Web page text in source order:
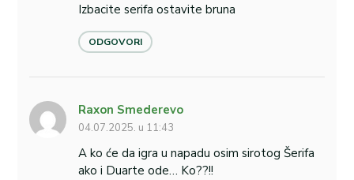
Izbacite serifa ostavite bruna
ODGOVORI
Raxon Smederevo
04.07.2025. u 11:43
A ko će da igra u napadu osim sirotog Šerifa
ako i Duarte ode… Ko??!!